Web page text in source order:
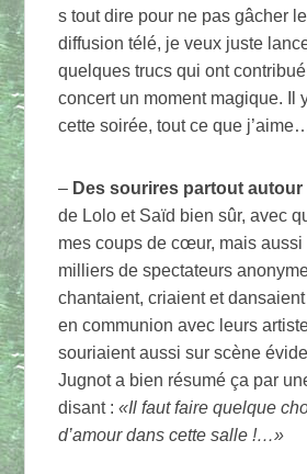
s tout dire pour ne pas gâcher
diffusion télé, je veux juste
quelques trucs qui ont
concert un moment magique. Il
cette soirée, tout ce que
– Des sourires partout
de Lolo et Saïd bien sûr, avec
mes coups de cœur, mais aussi
milliers de spectateurs
chantaient, criaient et
en communion avec leurs
souriaient aussi sur scène
Jugnot a bien résumé ça par
disant :«Il faut faire quelque
d’amour dans cette salle !…»